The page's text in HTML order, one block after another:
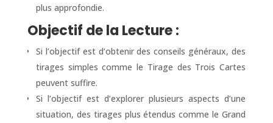
plus approfondie.
Objectif de la Lecture :
Si l’objectif est d’obtenir des conseils généraux, des
tirages simples comme le Tirage des Trois Cartes
peuvent suffire.
Si l’objectif est d’explorer plusieurs aspects d’une
situation, des tirages plus étendus comme le Grand